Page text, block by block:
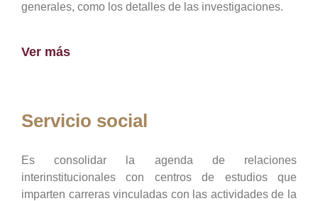
generales, como los detalles de las investigaciones.
Ver más
Servicio social
Es consolidar la agenda de relaciones
interinstitucionales con centros de estudios que
imparten carreras vinculadas con las actividades de la